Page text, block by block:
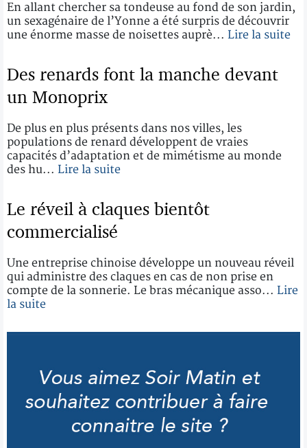
En allant chercher sa tondeuse au fond de son jardin,
un sexagénaire de l’Yonne a été surpris de découvrir
une énorme masse de noisettes auprè... Lire la suite
Des renards font la manche devant
un Monoprix
De plus en plus présents dans nos villes, les
populations de renard développent de vraies
capacités d’adaptation et de mimétisme au monde
des hu... Lire la suite
Le réveil à claques bientôt
commercialisé
Une entreprise chinoise développe un nouveau réveil
qui administre des claques en cas de non prise en
compte de la sonnerie. Le bras mécanique asso... Lire
la suite